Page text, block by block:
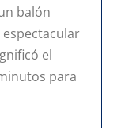
balón
el
para